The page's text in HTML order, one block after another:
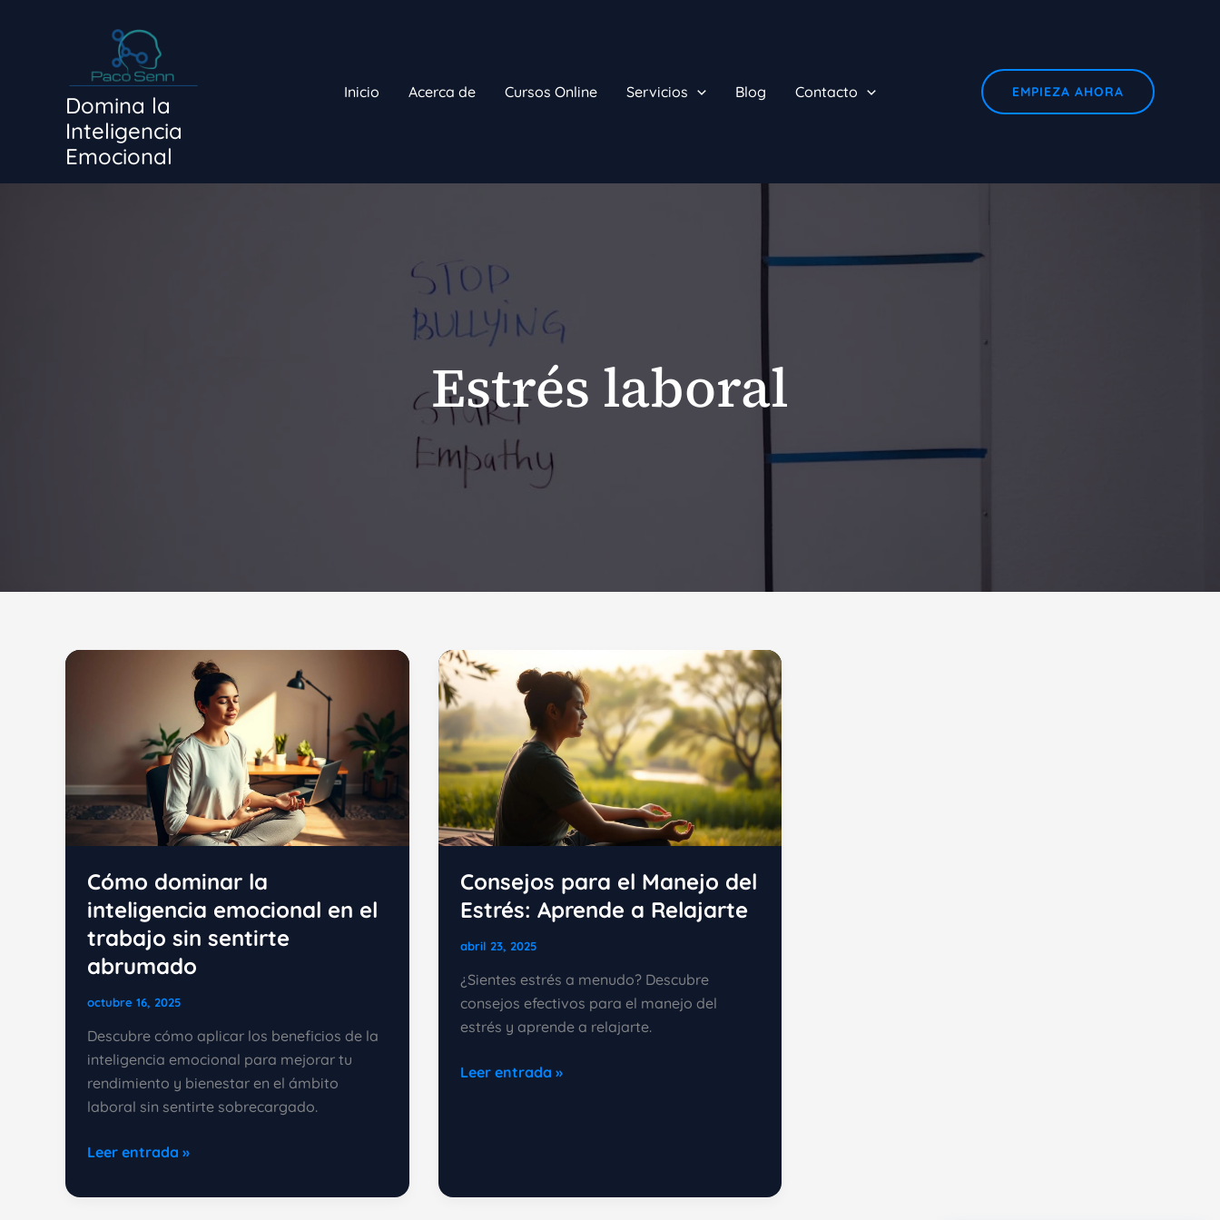
Domina la
Inteligencia
Emocional
Inicio Acerca de Cursos Online Servicios Blog Contacto EMPIEZA AHORA
Estrés laboral
Cómo dominar la
inteligencia emocional en el
trabajo sin sentirte
abrumado
octubre 16, 2025
Descubre cómo aplicar los beneficios de la
inteligencia emocional para mejorar tu
rendimiento y bienestar en el ámbito
laboral sin sentirte sobrecargado.
Cómo
la
Leer entrada »
Consejos para el Manejo del
Estrés: Aprende a Relajarte
abril 23, 2025
¿Sientes estrés a menudo? Descubre
consejos efectivos para el manejo del
estrés y aprende a relajarte.
Consejos
Leer entrada »